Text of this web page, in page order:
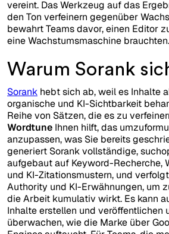
vereint. Das Werkzeug auf das
den Ton verfeinern gegenüber
bewahrt Teams davor, einen Editor
eine Wachstumsmaschine brauchten.
Warum Sorank
Sorank hebt sich ab, weil es Inhalte
organische und KI-Sichtbarkeit
Reihe von Sätzen, die es zu
Wordtune Ihnen hilft, das
anzupassen, was Sie bereits
generiert Sorank vollständige,
aufgebaut auf Keyword-Recherche,
und KI-Zitationsmustern, und
Authority und KI-Erwähnungen, um
die Arbeit kumulativ wirkt. Es kann
Inhalte erstellen und veröffentlichen
überwachen, wie die Marke über